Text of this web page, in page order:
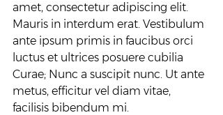
amet, consectetur adipiscing elit.
Mauris in interdum erat. Vestibulum
ante ipsum primis in faucibus orci
luctus et ultrices posuere cubilia
Curae; Nunc a suscipit nunc. Ut ante
metus, efficitur vel diam vitae,
facilisis bibendum mi.